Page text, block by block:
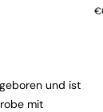
und ist
mit